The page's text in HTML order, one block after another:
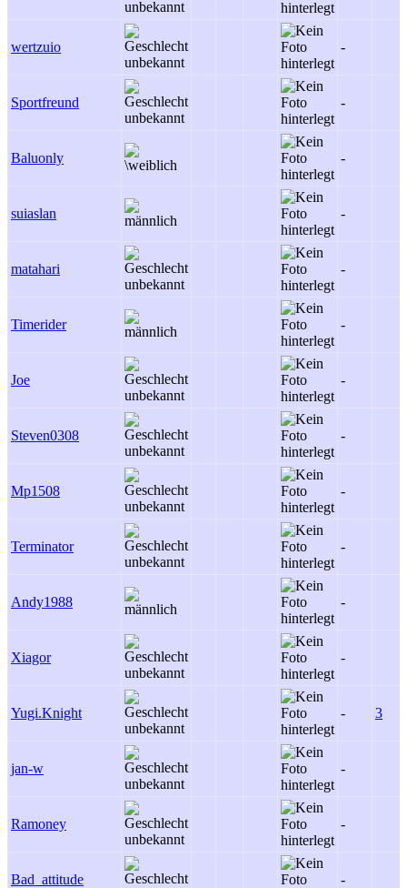
wertzuio -
Sportfreund -
Baluonly -
suiaslan -
matahari -
Timerider -
Joe -
Steven0308 -
Mp1508 -
Terminator -
Andy1988 -
Xiagor -
Yugi.Knight - 3
jan-w -
Ramoney -
Bad_attitude -